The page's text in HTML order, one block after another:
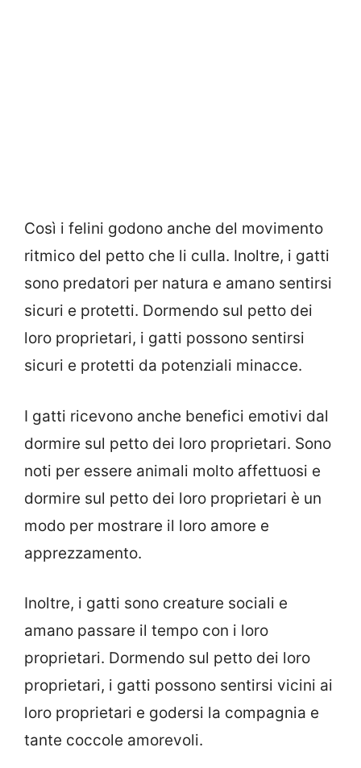
Così i felini godono anche del movimento
ritmico del petto che li culla. Inoltre, i gatti
sono predatori per natura e amano sentirsi
sicuri e protetti. Dormendo sul petto dei
loro proprietari, i gatti possono sentirsi
sicuri e protetti da potenziali minacce.
I gatti ricevono anche benefici emotivi dal
dormire sul petto dei loro proprietari. Sono
noti per essere animali molto affettuosi e
dormire sul petto dei loro proprietari è un
modo per mostrare il loro amore e
apprezzamento.
Inoltre, i gatti sono creature sociali e
amano passare il tempo con i loro
proprietari. Dormendo sul petto dei loro
proprietari, i gatti possono sentirsi vicini ai
loro proprietari e godersi la compagnia e
tante coccole amorevoli.